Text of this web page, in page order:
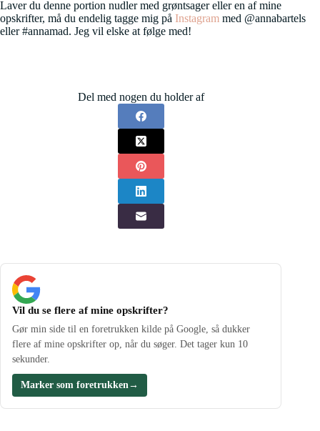
Laver du denne portion nudler med grøntsager eller en af mine
opskrifter, må du endelig tagge mig på Instagram med @annabartels
eller #annamad. Jeg vil elske at følge med!
Del med nogen du holder af
Vil du se flere af mine opskrifter?
Gør min side til en foretrukken kilde på Google, så dukker
flere af mine opskrifter op, når du søger. Det tager kun 10
sekunder.
Marker som foretrukken →